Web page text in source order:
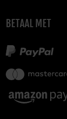
BETAAL MET